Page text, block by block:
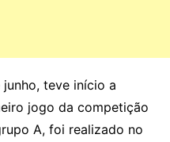
teve início a
jogo da competição
A, foi realizado no